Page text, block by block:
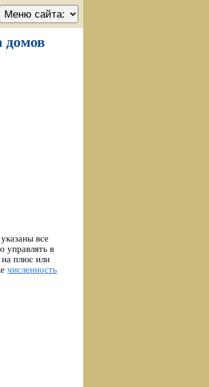
домов
все
управлять в
плюс или
численность